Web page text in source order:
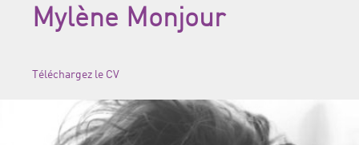
Mylène Monjour
Téléchargez le CV